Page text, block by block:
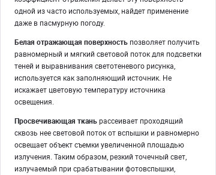
одной из часто используемых, найдет применение
даже в пасмурную погоду.
Белая отражающая поверхность позволяет получить
равномерный и мягкий световой поток для подсветки
теней и выравнивания светотеневого рисунка,
используется как заполняющий источник. Не
искажает цветовую температуру источника
освещения.
Просвечивающая тканьрассеивает проходящий
сквозь нее световой поток от вспышки и равномерно
освещает объект съемки увеличенной площадью
излучения. Таким образом, резкий точечный свет,
излучаемый при срабатывании фотовспышки,